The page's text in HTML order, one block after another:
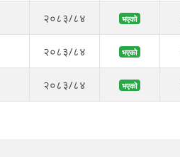
२०८३/८४ भएको
२०८३/८४ भएको
२०८३/८४ भएको